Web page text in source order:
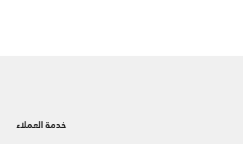
خدمة العملاء